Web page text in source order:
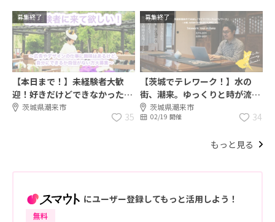
募集終了
【本日まで！】未経験者大歓
迎！好きだけどできなかった広
告やデザインの仕事。そんな仕
事を通して一生使える実力を潮
茨城県潮来市
35
募集終了
【茨城でテレワーク！】水の
街、潮来。ゆっくりと時が流れ
る街で過ごし、古民家で暮ら
す。テレワーク移住体験ツアー
茨城県潮来市
02/19 開催 34
もっと見る
にユーザー登録してもっと活用しよう！
無料